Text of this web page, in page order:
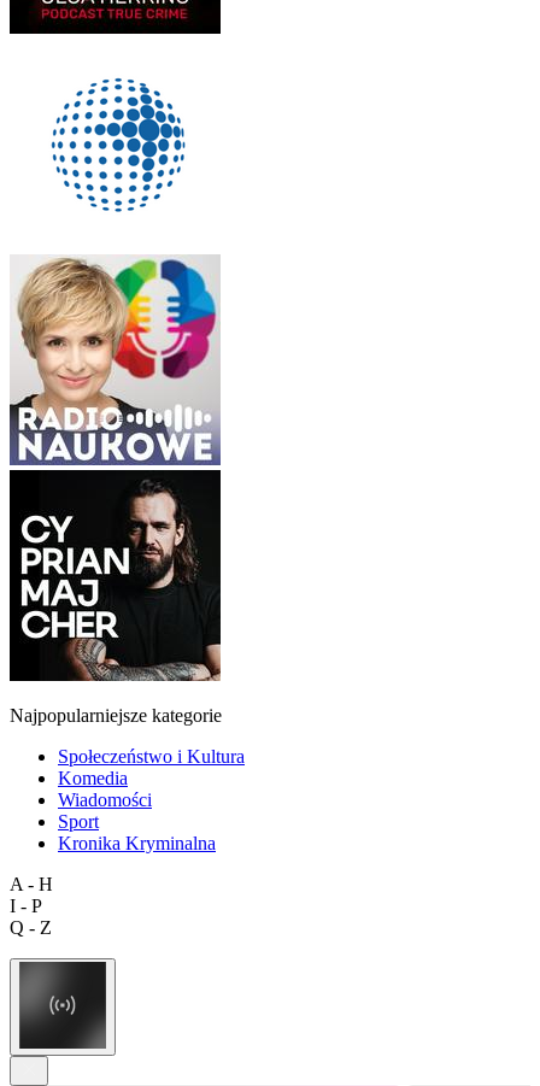
Najpopularniejsze kategorie
Społeczeństwo i Kultura
Komedia
Wiadomości
Sport
Kronika Kryminalna
A - H
I - P
Q - Z